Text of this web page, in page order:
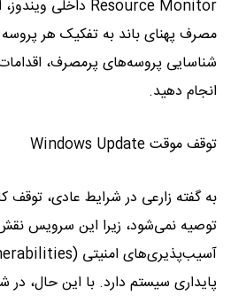
مصرف پهنای باند به تفکیک هر پروسه
شناسایی پروسه‌های پرمصرف،
انجام دهید.
توقف موقت Windows Update
توصیه نمی‌شود، زیرا این سرویس
پایداری سیستم دارد. با این حال، در